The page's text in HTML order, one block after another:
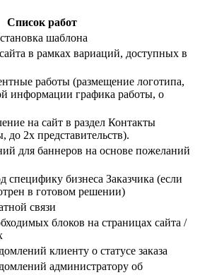
Cписок работ
шаблона
в рамках вариаций, доступных в
работы (размещение логотипа,
информации графика работы, о
на сайт в раздел Контакты
2х представительств).
для баннеров на основе пожеланий
специфику бизнеса Заказчика (если
в готовом решении)
связи
блоков на страницах сайта /
клиенту о статусе заказа
администратору об